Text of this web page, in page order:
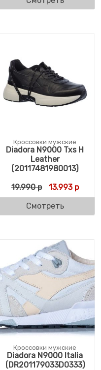
цена составляла 34.990
цена: 24.493 р.
Кроссовки мужские
Diadora N9000 Txs H
Leather
(20117481980013)
19.990р 13.993р
Смотреть
Кроссовки мужские
Diadora N9000 Italia
(DR201179033D0333)